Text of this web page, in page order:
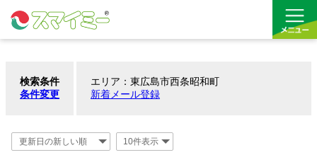
借りる
お気に入り
検索条件
条件変更
エリア：東広島市西条昭和町
新着メール登録